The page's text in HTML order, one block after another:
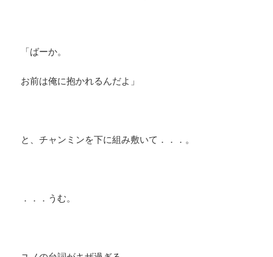
「ばーか。
お前は俺に抱かれるんだよ」
と、チャンミンを下に組み敷いて．．．。
．．．うむ。